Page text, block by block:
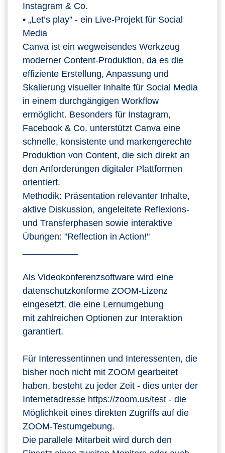
Instagram & Co.
• „Let’s play” - ein Live-Projekt für Social
Media
Canva ist ein wegweisendes Werkzeug
moderner Content‑Produktion, da es die
effiziente Erstellung, Anpassung und
Skalierung visueller Inhalte für Social Media
in einem durchgängigen Workflow
ermöglicht. Besonders für Instagram,
Facebook & Co. unterstützt Canva eine
schnelle, konsistente und markengerechte
Produktion von Content, die sich direkt an
den Anforderungen digitaler Plattformen
orientiert.
Methodik: Präsentation relevanter Inhalte,
aktive Diskussion, angeleitete Reflexions-
und Transferphasen sowie interaktive
Übungen: "Reflection in Action!"
Als Videokonferenzsoftware wird eine
datenschutzkonforme ZOOM-Lizenz
eingesetzt, die eine Lernumgebung
mit zahlreichen Optionen zur Interaktion
garantiert.
Für Interessentinnen und Interessenten, die
bisher noch nicht mit ZOOM gearbeitet
haben, besteht zu jeder Zeit - dies unter der
Internetadresse https://zoom.us/test - die
Möglichkeit eines direkten Zugriffs auf die
ZOOM-Testumgebung.
Die parallele Mitarbeit wird durch den